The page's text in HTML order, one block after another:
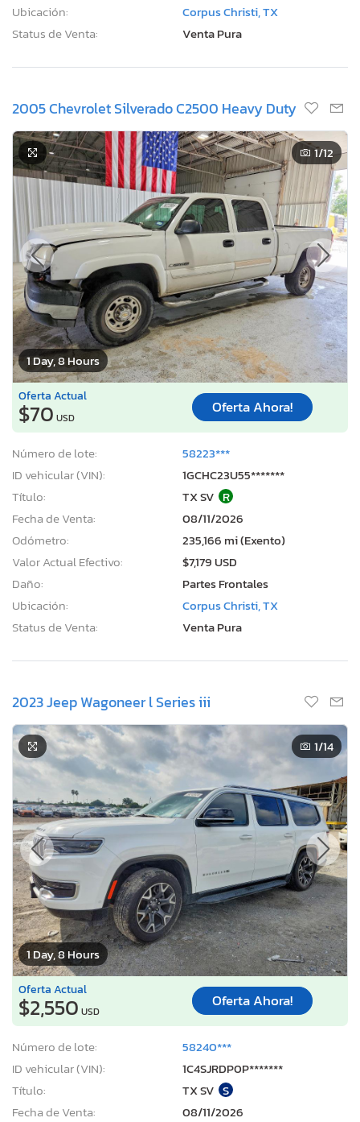
Ubicación:
Corpus Christi, TX
Status de Venta:
Venta Pura
2005 Chevrolet Silverado C2500 Heavy Duty
1 Day, 8 Hours
1/12
Oferta Actual
$70 USD
Oferta Ahora!
Número de lote:
58223***
ID vehicular (VIN):
1GCHC23U55*******
Título:
TX SV R
Fecha de Venta:
08/11/2026
Odómetro:
235,166 mi (Exento)
Valor Actual Efectivo:
$7,179 USD
Daño:
Partes Frontales
Ubicación:
Corpus Christi, TX
Status de Venta:
Venta Pura
2023 Jeep Wagoneer l Series iii
1 Day, 8 Hours
1/14
Oferta Actual
$2,550 USD
Oferta Ahora!
Número de lote:
58240***
ID vehicular (VIN):
1C4SJRDP0P*******
Título:
TX SV S
Fecha de Venta:
08/11/2026